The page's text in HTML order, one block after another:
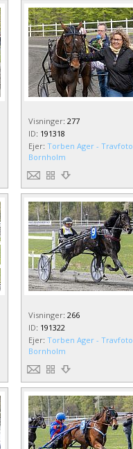
Visninger: 277
ID: 191318
Ejer: Torben Ager - Travfoto
Bornholm
Visninger: 266
ID: 191322
Ejer: Torben Ager - Travfoto
Bornholm